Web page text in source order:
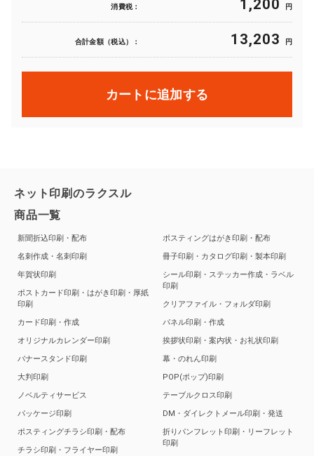
消費税： 1,200 円
合計金額（税込）： 13,203 円
カートに追加する
ネット印刷のラクスル
商品一覧
新聞折込印刷・配布
名刺作成・名刺印刷
年賀状印刷
ポストカード印刷・はがき印刷・厚紙
印刷
カード印刷・作成
オリジナルカレンダー印刷
バナースタンド印刷
大判印刷
ノベルティサービス
パッケージ印刷
ポスティングチラシ印刷・配布
チラシ印刷・フライヤー印刷
ポスティングはがき印刷・配布
冊子印刷・カタログ印刷・製本印刷
シール印刷・ステッカー作成・ラベル
印刷
クリアファイル・フォルダ印刷
パネル印刷・作成
挨拶状印刷・案内状・お礼状印刷
幕・のれん印刷
POP(ポップ)印刷
テーブルクロス印刷
DM・ダイレクトメール印刷・発送
折りパンフレット印刷・リーフレット
印刷